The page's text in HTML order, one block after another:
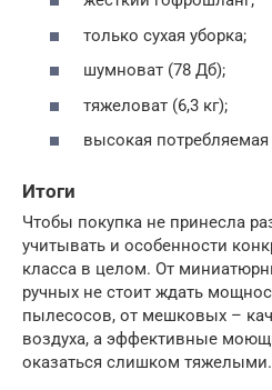
только сухая уборка;
шумноват (78 Дб);
тяжеловат (6,3 кг);
высокая
Итоги
Чтобы покупка не принесла
учитывать и особенности
класса в целом. От
ручных не стоит ждать
пылесосов, от мешковых –
воздуха, а эффективные
оказаться слишком тяжелыми.